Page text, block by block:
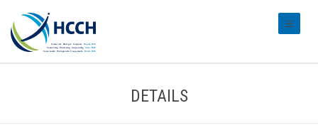
DETAILS